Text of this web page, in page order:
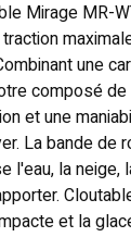
Mirage MR-
une
composé
et une
La bande de
l'eau, la neige,
et la